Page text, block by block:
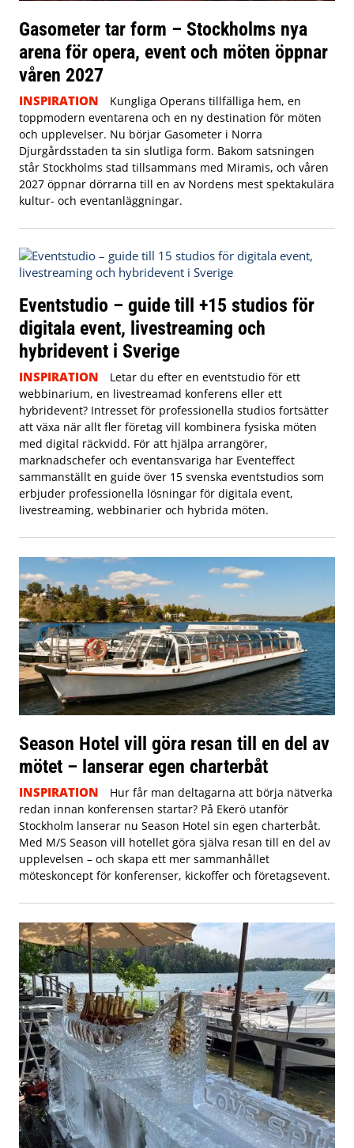
Gasometer tar form – Stockholms nya
arena för opera, event och möten öppnar
våren 2027
INSPIRATION
Kungliga Operans tillfälliga hem, en
toppmodern eventarena och en ny destination för möten
och upplevelser. Nu börjar Gasometer i Norra
Djurgårdsstaden ta sin slutliga form. Bakom satsningen
står Stockholms stad tillsammans med Miramis, och våren
2027 öppnar dörrarna till en av Nordens mest spektakulära
kultur- och eventanläggningar.
Eventstudio – guide till +15 studios för
digitala event, livestreaming och
hybridevent i Sverige
INSPIRATION
Letar du efter en eventstudio för ett
webbinarium, en livestreamad konferens eller ett
hybridevent? Intresset för professionella studios fortsätter
att växa när allt fler företag vill kombinera fysiska möten
med digital räckvidd. För att hjälpa arrangörer,
marknadschefer och eventansvariga har Eventeffect
sammanställt en guide över 15 svenska eventstudios som
erbjuder professionella lösningar för digitala event,
livestreaming, webbinarier och hybrida möten.
Season Hotel vill göra resan till en del av
mötet – lanserar egen charterbåt
INSPIRATION
Hur får man deltagarna att börja nätverka
redan innan konferensen startar? På Ekerö utanför
Stockholm lanserar nu Season Hotel sin egen charterbåt.
Med M/S Season vill hotellet göra själva resan till en del av
upplevelsen – och skapa ett mer sammanhållet
möteskoncept för konferenser, kickoffer och företagsevent.